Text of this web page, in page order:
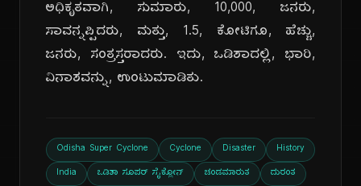
ಅಧಿಕೃತವಾಗಿ, ಸುಮಾರು, 10,000, ಜನರು,
ಸಾವನ್ನಪ್ಪಿದರು, ಮತ್ತು, 1.5, ಕೋಟಿಗೂ, ಹೆಚ್ಚು,
ಜನರು, ಸಂತ್ರಸ್ತರಾದರು. ಇದು, ಒಡಿಶಾದಲ್ಲಿ, ಭಾರಿ,
ವಿನಾಶವನ್ನು, ಉಂಟುಮಾಡಿತು.
Odisha Super Cyclone Cyclone Disaster History
India ಒಡಿಶಾ ಸೂಪರ್ ಸೈಕ್ಲೋನ್ ಚಂಡಮಾರುತ ದುರಂತ